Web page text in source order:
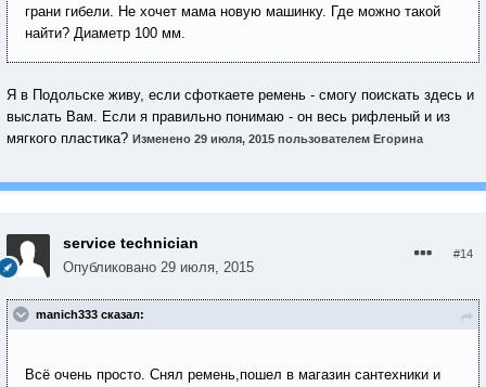
грани гибели. Не хочет мама новую машинку. Где можно такой
найти? Диаметр 100 мм.
Я в Подольске живу, если сфоткаете ремень - смогу поискать здесь и
выслать Вам. Если я правильно понимаю - он весь рифленый и из
мягкого пластика? Изменено 29 июля, 2015 пользователем Егорина
service technician
Опубликовано 29 июля, 2015
#14
manich333 сказал:
Всё очень просто. Снял ремень,пошел в магазин сантехники и